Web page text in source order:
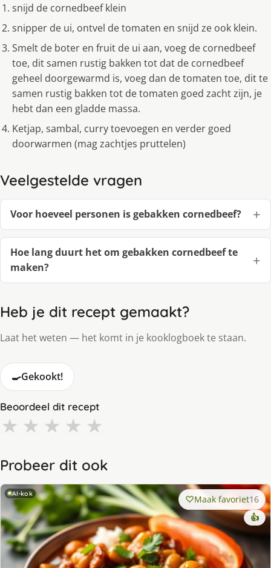
snijd de cornedbeef klein
snipper de ui, ontvel de tomaten en snijd ze ook klein.
Smelt de boter en fruit de ui aan, voeg de cornedbeef
toe, dit samen rustig bakken tot dat de cornedbeef
geheel doorgewarmd is, voeg dan de tomaten toe, dit te
samen rustig bakken tot de tomaten goed zacht zijn, je
hebt dan een gladde massa.
Ketjap, sambal, curry toevoegen en verder goed
doorwarmen (mag zachtjes pruttelen)
Veelgestelde vragen
Voor hoeveel personen is gebakken cornedbeef?
Hoe lang duurt het om gebakken cornedbeef te
maken?
Heb je dit recept gemaakt?
Laat het weten — het komt in je kooklogboek te staan.
🍳Gekookt!
Beoordeel dit recept
★ ★ ★ ★ ★
Probeer dit ook
AI-kok Maak favoriet16
👍